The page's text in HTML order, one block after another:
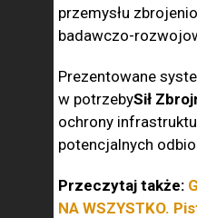
przemysłu
badawczo-
Prezentowane
w potrzebySił
ochrony
potencjalnych
Przeczytaj także:
NA WSZYSTKO.